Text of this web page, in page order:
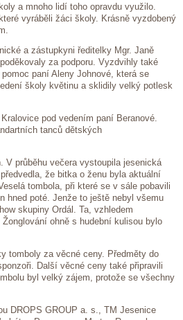
a mnoho lidí toho opravdu využilo.
vyráběli žáci školy. Krásně vyzdobený
a zástupkyni ředitelky Mgr. Janě
za podporu. Vyzdvihly také
paní Aleny Johnové, která se
školy květinu a sklidily velký potlesk
pod vedením paní Beranové.
tanců dětských
V průběhu večera vystoupila jesenická
že bitka o ženu byla aktuální
tombola, při které se v sále pobavili
hned poté. Jenže to ještě nebyl všemu
skupiny Ordál. Ta, vzhledem
ohně s hudební kulisou bylo
tomboly za věcné ceny. Předměty do
Další věcné ceny také připravili
byl velký zájem, protože se všechny
DROPS GROUP a. s., TM Jesenice